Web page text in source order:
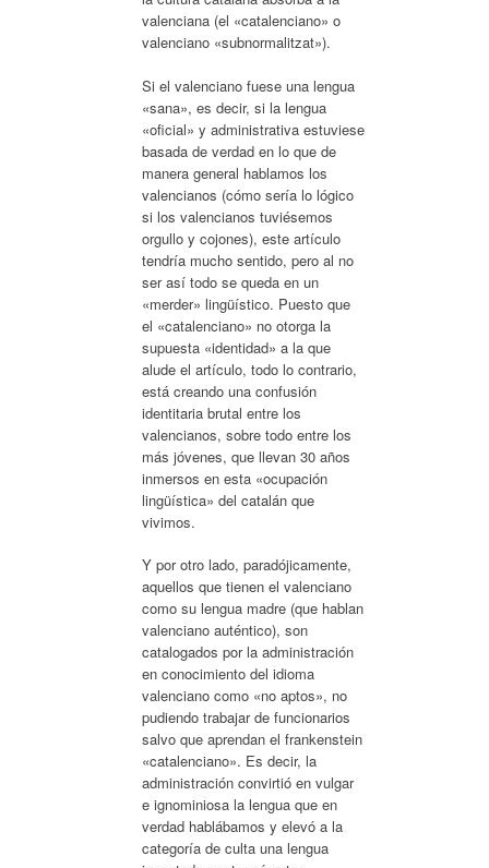
valenciana (el «catalenciano» o
valenciano «subnormalitzat»).
Si el valenciano fuese una lengua
«sana», es decir, si la lengua
«oficial» y administrativa estuviese
basada de verdad en lo que de
manera general hablamos los
valencianos (cómo sería lo lógico
si los valencianos tuviésemos
orgullo y cojones), este artículo
tendría mucho sentido, pero al no
ser así todo se queda en un
«merder» lingüístico. Puesto que
el «catalenciano» no otorga la
supuesta «identidad» a la que
alude el artículo, todo lo contrario,
está creando una confusión
identitaria brutal entre los
valencianos, sobre todo entre los
más jóvenes, que llevan 30 años
inmersos en esta «ocupación
lingüística» del catalán que
vivimos.
Y por otro lado, paradójicamente,
aquellos que tienen el valenciano
como su lengua madre (que hablan
valenciano auténtico), son
catalogados por la administración
en conocimiento del idioma
valenciano como «no aptos», no
pudiendo trabajar de funcionarios
salvo que aprendan el frankenstein
«catalenciano». Es decir, la
administración convirtió en vulgar
e ignominiosa la lengua que en
verdad hablábamos y elevó a la
categoría de culta una lengua